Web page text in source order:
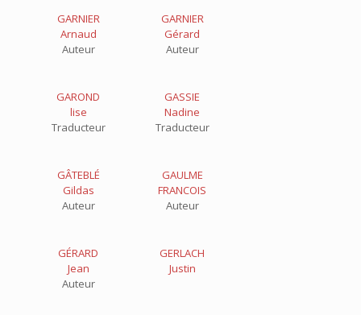
GARNIER
Arnaud
Auteur
GARNIER
Gérard
Auteur
GAROND
lise
Traducteur
GASSIE
Nadine
Traducteur
GÂTEBLÉ
Gildas
Auteur
GAULME
FRANCOIS
Auteur
GÉRARD
Jean
Auteur
GERLACH
Justin